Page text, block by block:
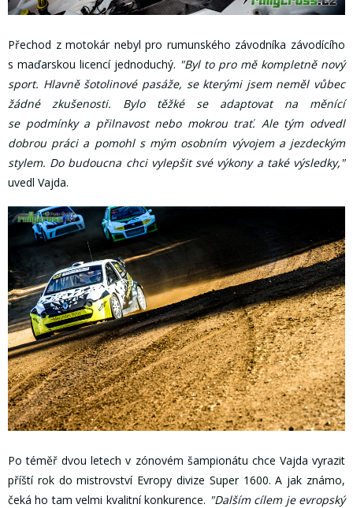
Přechod z motokár nebyl pro rumunského závodníka závodícího
s maďarskou licencí jednoduchý. "Byl to pro mě kompletně nový
sport. Hlavně šotolinové pasáže, se kterými jsem neměl vůbec
žádné zkušenosti. Bylo těžké se adaptovat na měnící
se podmínky a přilnavost nebo mokrou trať. Ale tým odvedl
dobrou práci a pomohl s mým osobním vývojem a jezdeckým
stylem. Do budoucna chci vylepšit své výkony a také výsledky,"
uvedl Vajda.
Po téměř dvou letech v zónovém šampionátu chce Vajda vyrazit
příští rok do mistrovství Evropy divize Super 1600. A jak známo,
čeká ho tam velmi kvalitní konkurence. "Dalším cílem je evropský